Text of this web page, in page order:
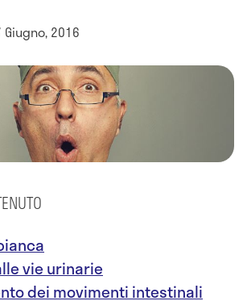
2016
vie urinarie
dei movimenti intestinali